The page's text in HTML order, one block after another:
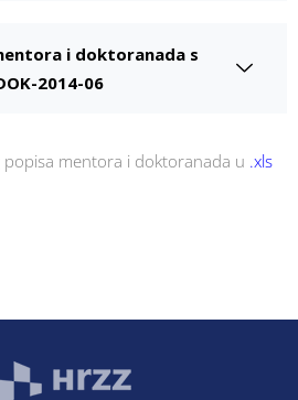
i doktoranada s
2014-06
mentora i doktoranada u .xls